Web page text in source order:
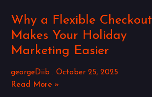
Why a Flexible Checkout
Makes Your Holiday
Marketing Easier
georgeDiib
October 25, 2025
Read More »